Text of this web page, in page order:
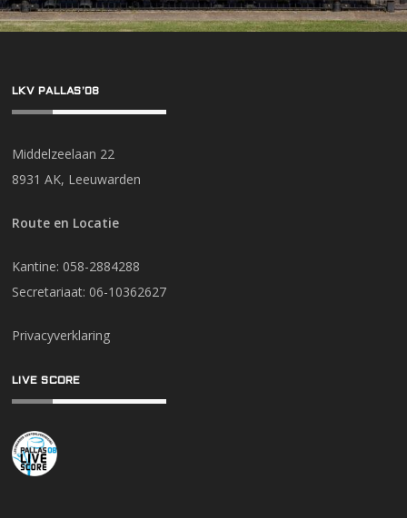
LKV PALLAS’08
Middelzeelaan 22
8931 AK, Leeuwarden
Route en Locatie
Kantine: 058-2884288
Secretariaat: 06-10362627
Privacyverklaring
LIVE SCORE